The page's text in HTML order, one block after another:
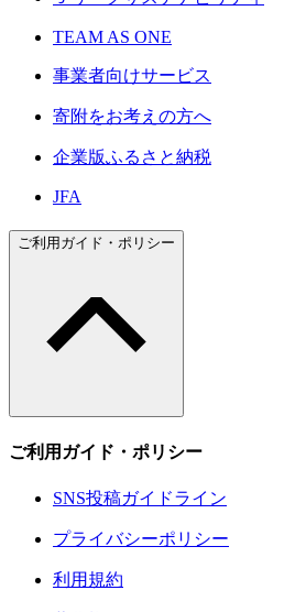
TEAM AS ONE
事業者向けサービス
寄附をお考えの方へ
企業版ふるさと納税
JFA
ご利用ガイド・ポリシー
ご利用ガイド・ポリシー
SNS投稿ガイドライン
プライバシーポリシー
利用規約